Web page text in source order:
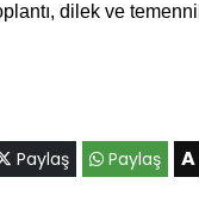
dilek ve
Paylaş Paylaş A